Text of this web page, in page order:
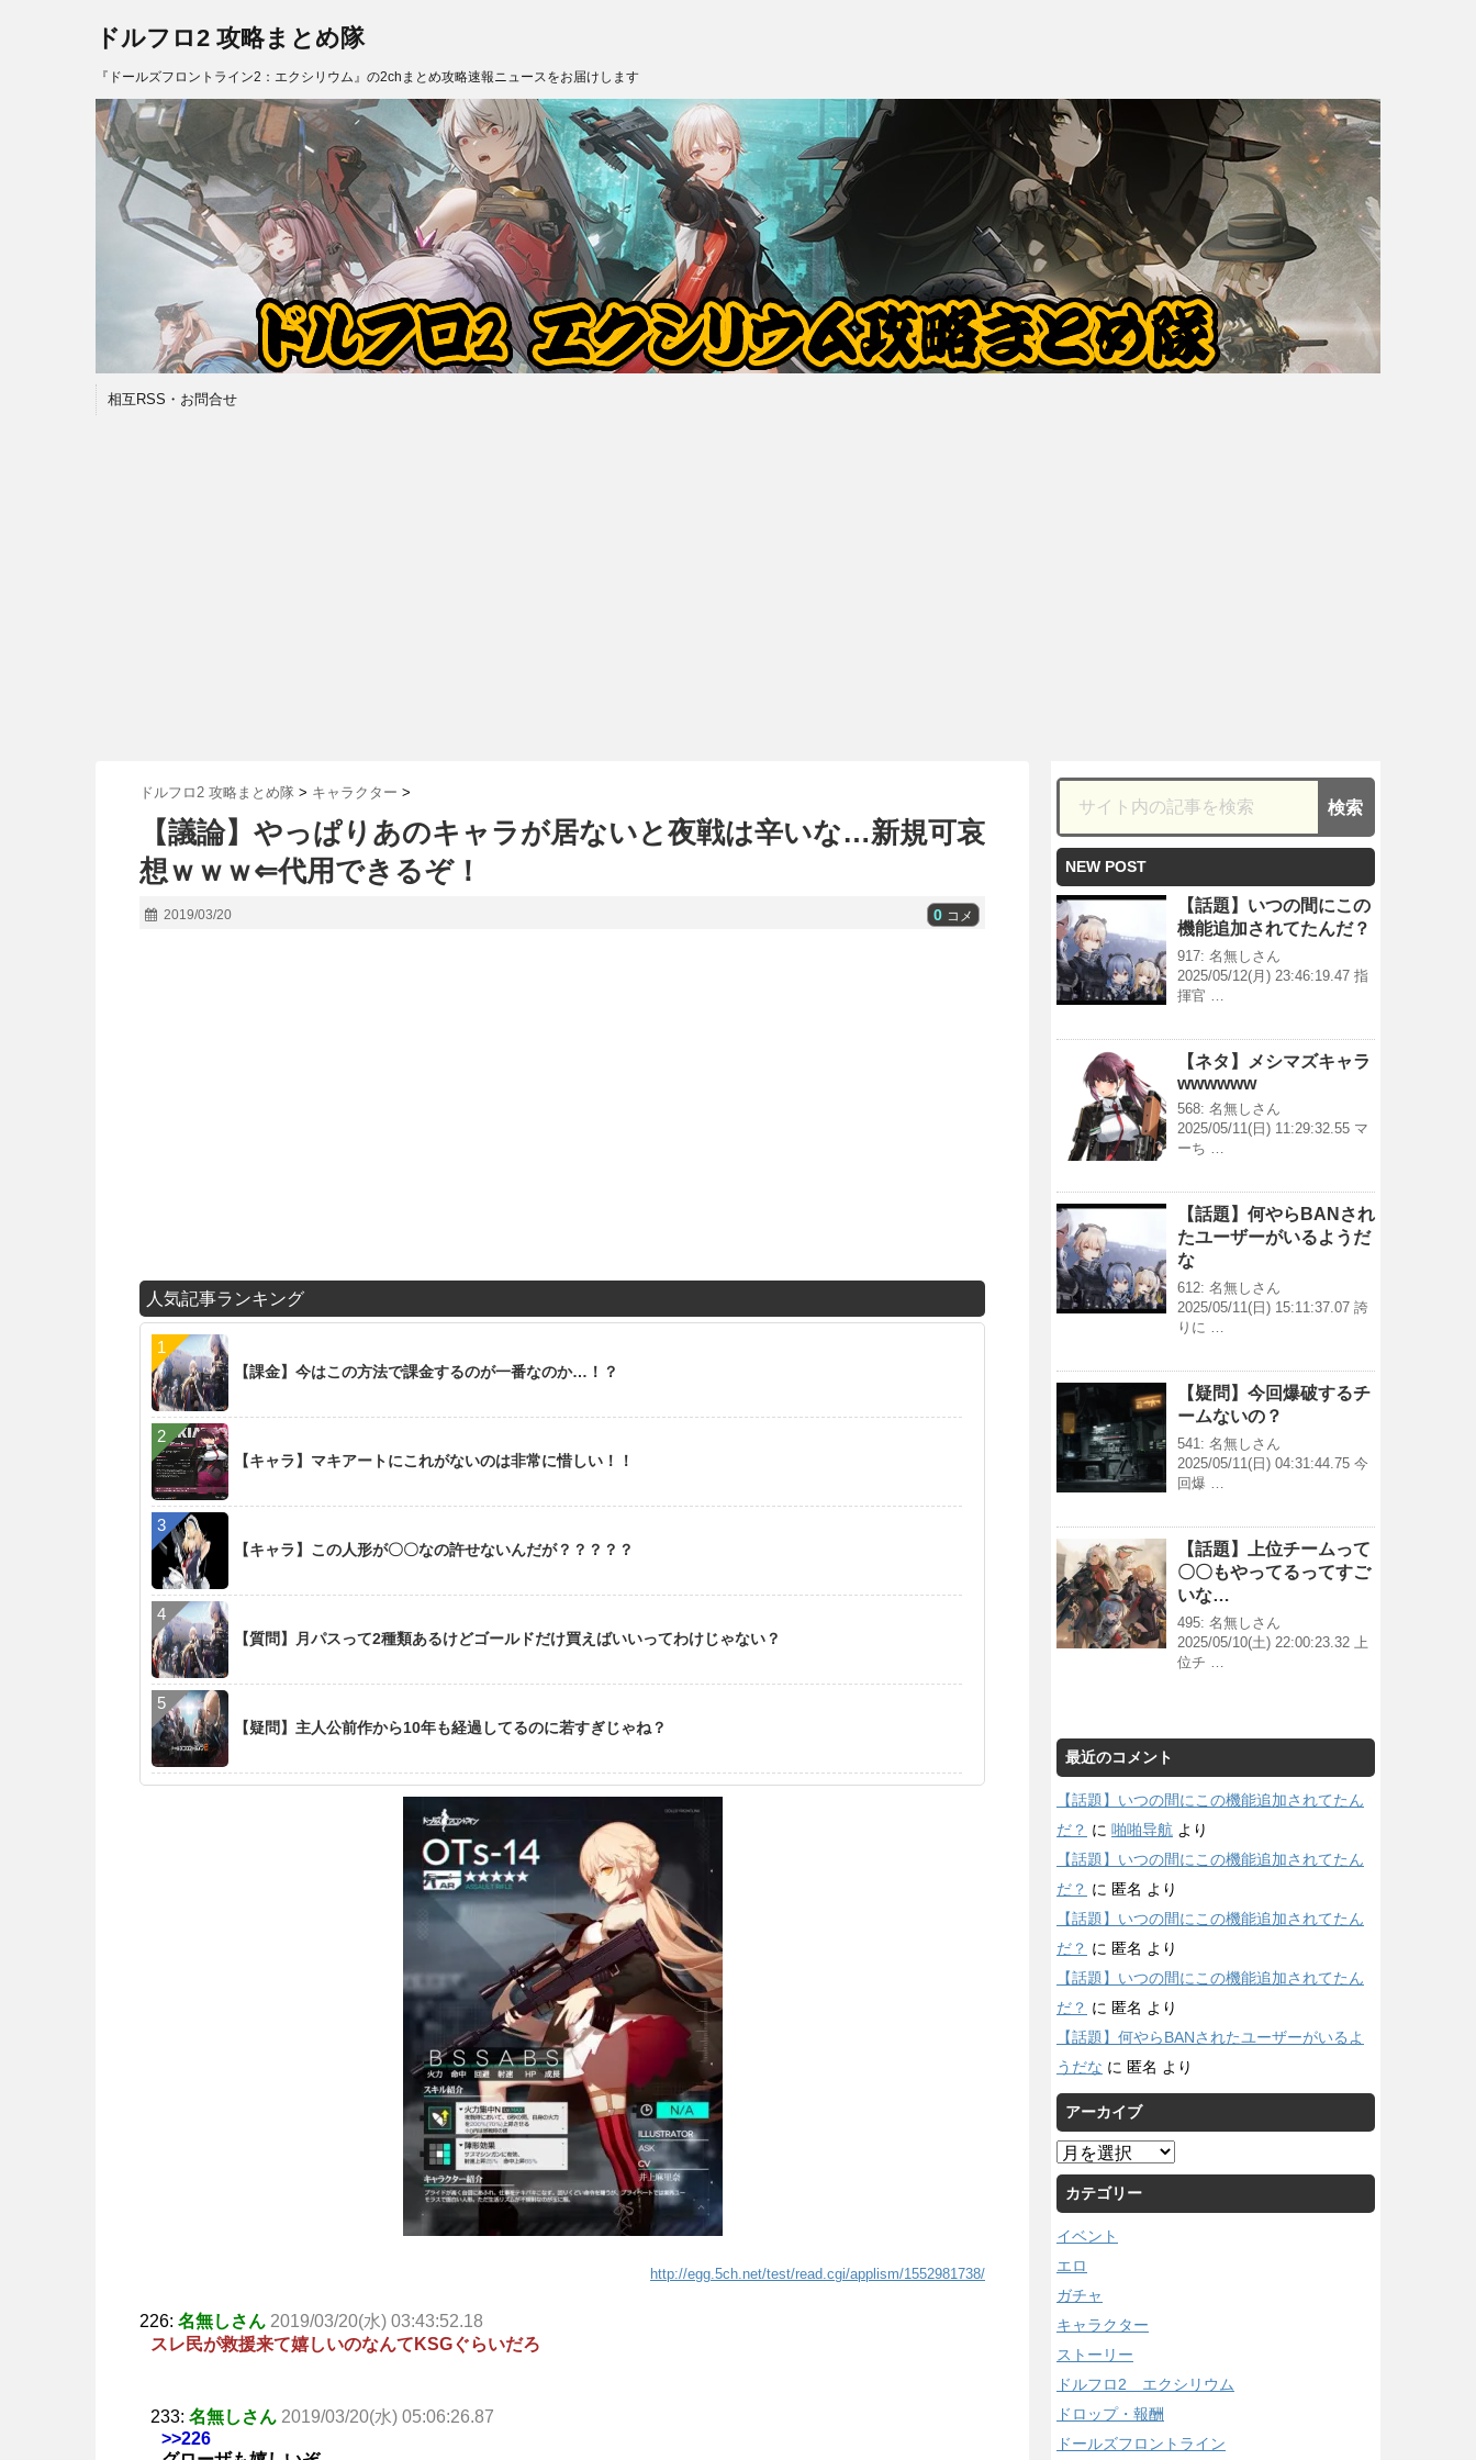
ドルフロ2 攻略まとめ隊
『ドールズフロントライン2：エクシリウム』の2chまとめ攻略速報ニュースをお届けします
相互RSS・お問合せ
ドルフロ2 攻略まとめ隊 > キャラクター >
【議論】やっぱりあのキャラが居ないと夜戦は辛いな…新規可哀
想ｗｗｗ⇐代用できるぞ！
2019/03/20 0 コメ
人気記事ランキング
【課金】今はこの方法で課金するのが一番なのか…！？
【キャラ】マキアートにこれがないのは非常に惜しい！！
【キャラ】この人形が〇〇なの許せないんだが？？？？？
【質問】月パスって2種類あるけどゴールドだけ買えばいいってわけじゃない？
【疑問】主人公前作から10年も経過してるのに若すぎじゃね？
http://egg.5ch.net/test/read.cgi/applism/1552981738/
226: 名無しさん 2019/03/20(水) 03:43:52.18
スレ民が救援来て嬉しいのなんてKSGぐらいだろ
233: 名無しさん 2019/03/20(水) 05:06:26.87
>>226
NEW POST
【話題】いつの間にこの
機能追加されてたんだ？
917: 名無しさん
2025/05/12(月) 23:46:19.47 指
揮官 …
【ネタ】メシマズキャラ
wwwwww
568: 名無しさん
2025/05/11(日) 11:29:32.55 マ
ーち …
【話題】何やらBANされ
たユーザーがいるようだ
な
612: 名無しさん
2025/05/11(日) 15:11:37.07 誇
りに …
【疑問】今回爆破するチ
ームないの？
541: 名無しさん
2025/05/11(日) 04:31:44.75 今
回爆 …
【話題】上位チームって
〇〇もやってるってすご
いな…
495: 名無しさん
2025/05/10(土) 22:00:23.32 上
位チ …
最近のコメント
【話題】いつの間にこの機能追加されてたん
だ？ に 啪啪导航 より
【話題】いつの間にこの機能追加されてたん
だ？ に 匿名 より
【話題】いつの間にこの機能追加されてたん
だ？ に 匿名 より
【話題】いつの間にこの機能追加されてたん
だ？ に 匿名 より
【話題】何やらBANされたユーザーがいるよ
うだな に 匿名 より
アーカイブ
ア
ー
カ
イ
ブ
カテゴリー
イベント
エロ
ガチャ
キャラクター
ストーリー
ドルフロ2 エクシリウム
ドロップ・報酬
ドールズフロントライン